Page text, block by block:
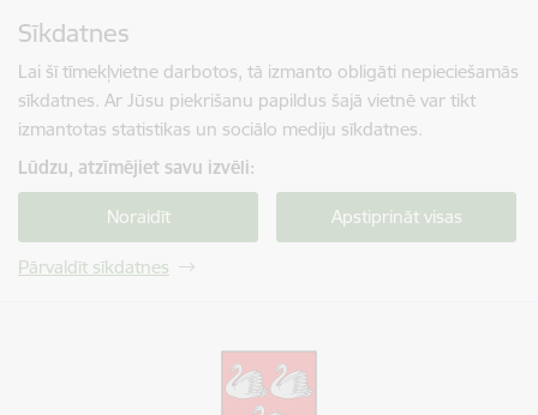
Sīkdatnes
Lai šī tīmekļvietne darbotos, tā izmanto obligāti nepieciešamās
sīkdatnes. Ar Jūsu piekrišanu papildus šajā vietnē var tikt
izmantotas statistikas un sociālo mediju sīkdatnes.
Lūdzu, atzīmējiet savu izvēli:
Noraidīt Apstiprināt visas
Pārvaldīt sīkdatnes